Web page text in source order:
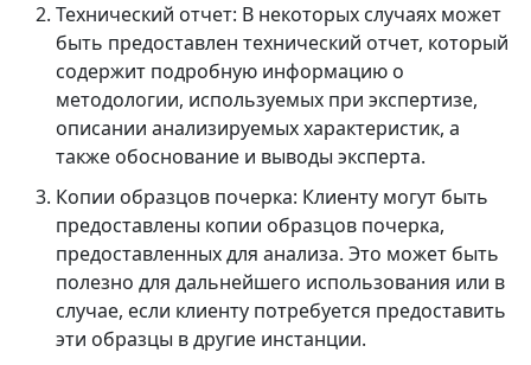
Технический отчет: В некоторых случаях может
быть предоставлен технический отчет, который
содержит подробную информацию о
методологии, используемых при экспертизе,
описании анализируемых характеристик, а
также обоснование и выводы эксперта.
Копии образцов почерка: Клиенту могут быть
предоставлены копии образцов почерка,
предоставленных для анализа. Это может быть
полезно для дальнейшего использования или в
случае, если клиенту потребуется предоставить
эти образцы в другие инстанции.